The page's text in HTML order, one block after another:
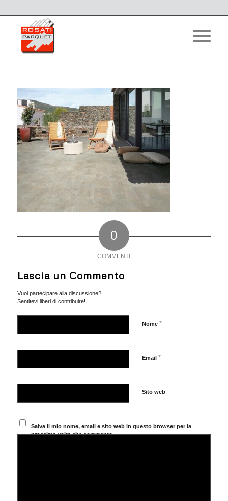
0
COMMENTI
Lascia un Commento
Vuoi partecipare alla discussione?
Sentitevi liberi di contribuire!
Nome *
Email *
Sito web
Salva il mio nome, email e sito web in questo browser per la
prossima volta che commento.